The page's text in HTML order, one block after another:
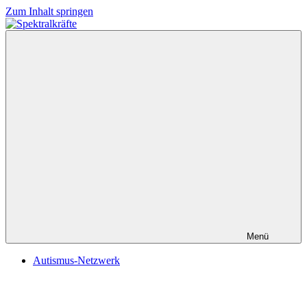
Zum Inhalt springen
Menü
Autismus-Netzwerk